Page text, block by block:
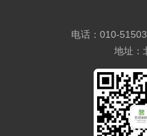
电话：010-
地址：